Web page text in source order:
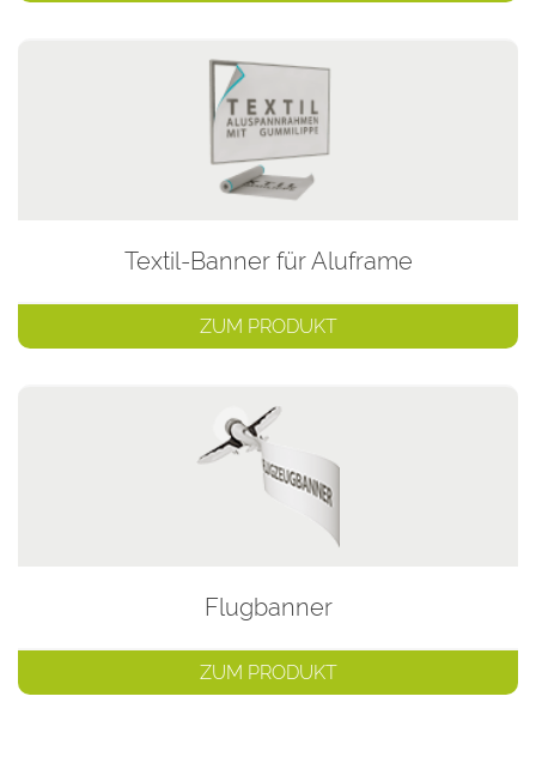
Textil-Banner für Aluframe
ZUM PRODUKT
Flugbanner
ZUM PRODUKT